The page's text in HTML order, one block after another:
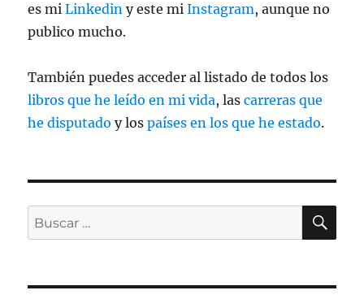
es miLinkedin y este miInstagram, aunque no
publico mucho.
También puedes acceder al listado de todos los
libros que he leído en mi vida, lascarreras que
he disputado y lospaíses en los que he estado.
Buscar
por: